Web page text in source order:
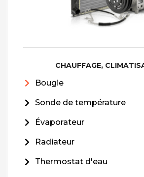
CHAUFFAGE,
Bougie
Sonde de température
Évaporateur
Radiateur
Thermostat d'eau